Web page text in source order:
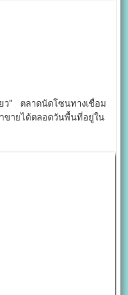
ยว” ตลาดนัดโซนทางเชื่อม
ขายได้ตลอดวันพื้นที่อยู่ใน